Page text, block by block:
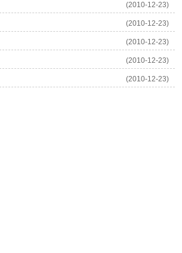
(2010-12-23)
(2010-12-23)
(2010-12-23)
(2010-12-23)
(2010-12-23)